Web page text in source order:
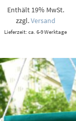
Enthält 19% MwSt.
zzgl.Versand
Lieferzeit: ca. 6-9 Werktage